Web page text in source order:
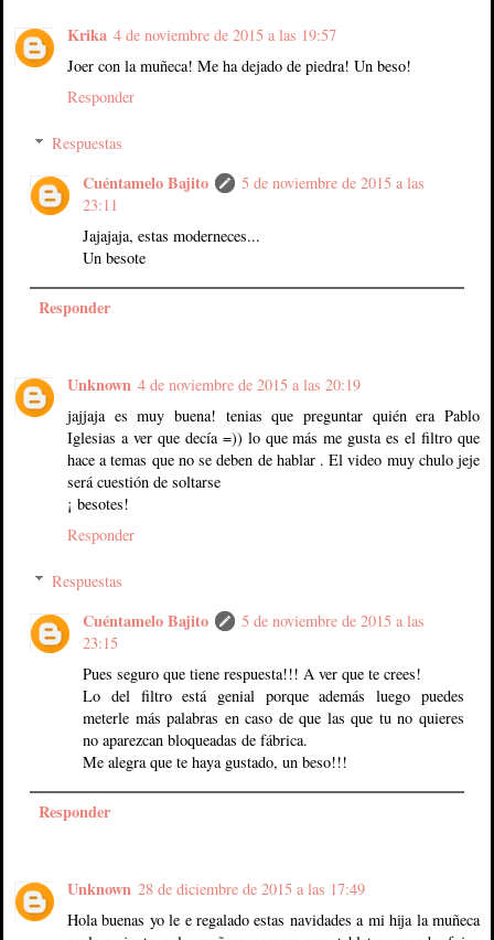
Krika 4 de noviembre de 2015 a las 19:57
Joer con la muñeca! Me ha dejado de piedra! Un beso!
Responder
Respuestas
Cuéntamelo Bajito
5 de noviembre de 2015 a las
23:11
Jajajaja, estas moderneces...
Un besote
Responder
Unknown 4 de noviembre de 2015 a las 20:19
jajjaja es muy buena! tenias que preguntar quién era Pablo
Iglesias a ver que decía =)) lo que más me gusta es el filtro que
hace a temas que no se deben de hablar . El video muy chulo jeje
será cuestión de soltarse
¡ besotes!
Responder
Respuestas
Cuéntamelo Bajito
5 de noviembre de 2015 a las
23:15
Pues seguro que tiene respuesta!!! A ver que te crees!
Lo del filtro está genial porque además luego puedes
meterle más palabras en caso de que las que tu no quieres
no aparezcan bloqueadas de fábrica.
Me alegra que te haya gustado, un beso!!!
Responder
Unknown 28 de diciembre de 2015 a las 17:49
Hola buenas yo le e regalado estas navidades a mi hija la muñeca